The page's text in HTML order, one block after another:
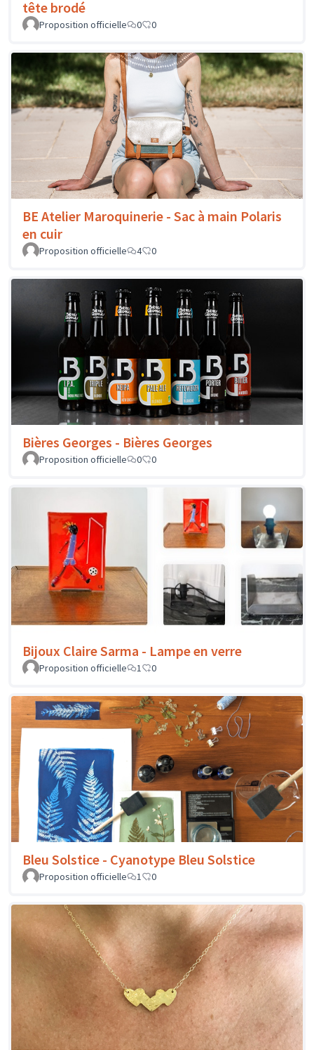
tête brodé
Proposition officielle 0 0
BE Atelier Maroquinerie - Sac à main Polaris
en cuir
Proposition officielle 4 0
Bières Georges - Bières Georges
Proposition officielle 0 0
Bijoux Claire Sarma - Lampe en verre
Proposition officielle 1 0
Bleu Solstice - Cyanotype Bleu Solstice
Proposition officielle 1 0